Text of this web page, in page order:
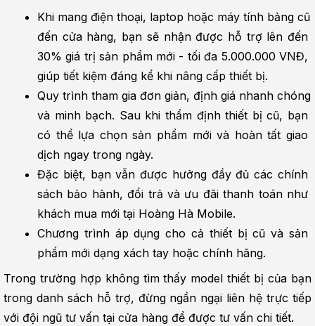
Khi mang điện thoại, laptop hoặc máy tính bảng cũ
đến cửa hàng, bạn sẽ nhận được hỗ trợ lên đến
30% giá trị sản phẩm mới - tối đa 5.000.000 VNĐ,
giúp tiết kiệm đáng kể khi nâng cấp thiết bị.
Quy trình tham gia đơn giản, định giá nhanh chóng
và minh bạch. Sau khi thẩm định thiết bị cũ, bạn
có thể lựa chọn sản phẩm mới và hoàn tất giao
dịch ngay trong ngày.
Đặc biệt, bạn vẫn được hưởng đầy đủ các chính
sách bảo hành, đổi trả và ưu đãi thanh toán như
khách mua mới tại Hoàng Hà Mobile.
Chương trình áp dụng cho cả thiết bị cũ và sản
phẩm mới dạng xách tay hoặc chính hãng.
Trong trường hợp không tìm thấy model thiết bị của bạn
trong danh sách hỗ trợ, đừng ngần ngại liên hệ trực tiếp
với đội ngũ tư vấn tại cửa hàng để được tư vấn chi tiết.